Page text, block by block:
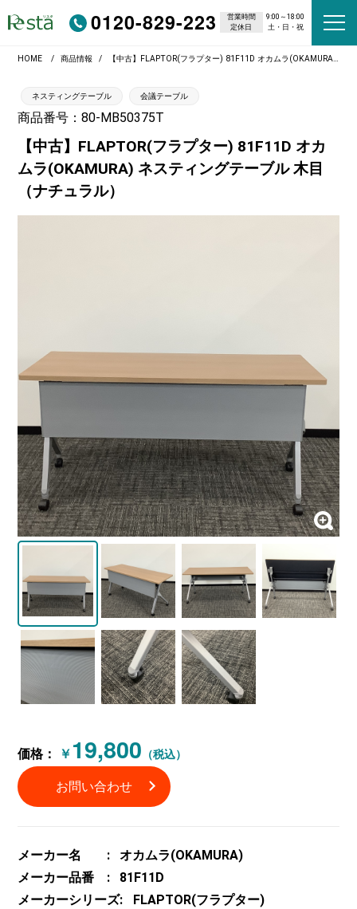
0120-829-223 営業時間
9:00～18:00
定休日
土・日・祝
HOME 商品情報 【中古】FLAPTOR(フラプター) 81F11D オカムラ(OKAMURA) ネスティングテーブル 木目（ナチュラル）
ネスティングテーブル 会議テーブル
商品番号：80-MB50375T
【中古】FLAPTOR(フラプター) 81F11D オカ
ムラ(OKAMURA) ネスティングテーブル 木目
（ナチュラル）
価格： ￥ 19,800 （税込）
お問い合わせ
メーカー名
オカムラ(OKAMURA)
メーカー品番
81F11D
メーカーシリーズ
FLAPTOR(フラプター)